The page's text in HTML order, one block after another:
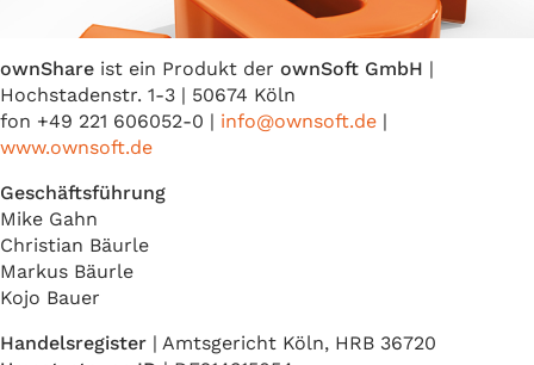
ownShare ist ein Produkt der ownSoft GmbH |
Hochstadenstr. 1-3 | 50674 Köln
fon +49 221 606052-0 | info@ownsoft.de |
www.ownsoft.de
Geschäftsführung
Mike Gahn
Christian Bäurle
Markus Bäurle
Kojo Bauer
Handelsregister | Amtsgericht Köln, HRB 36720